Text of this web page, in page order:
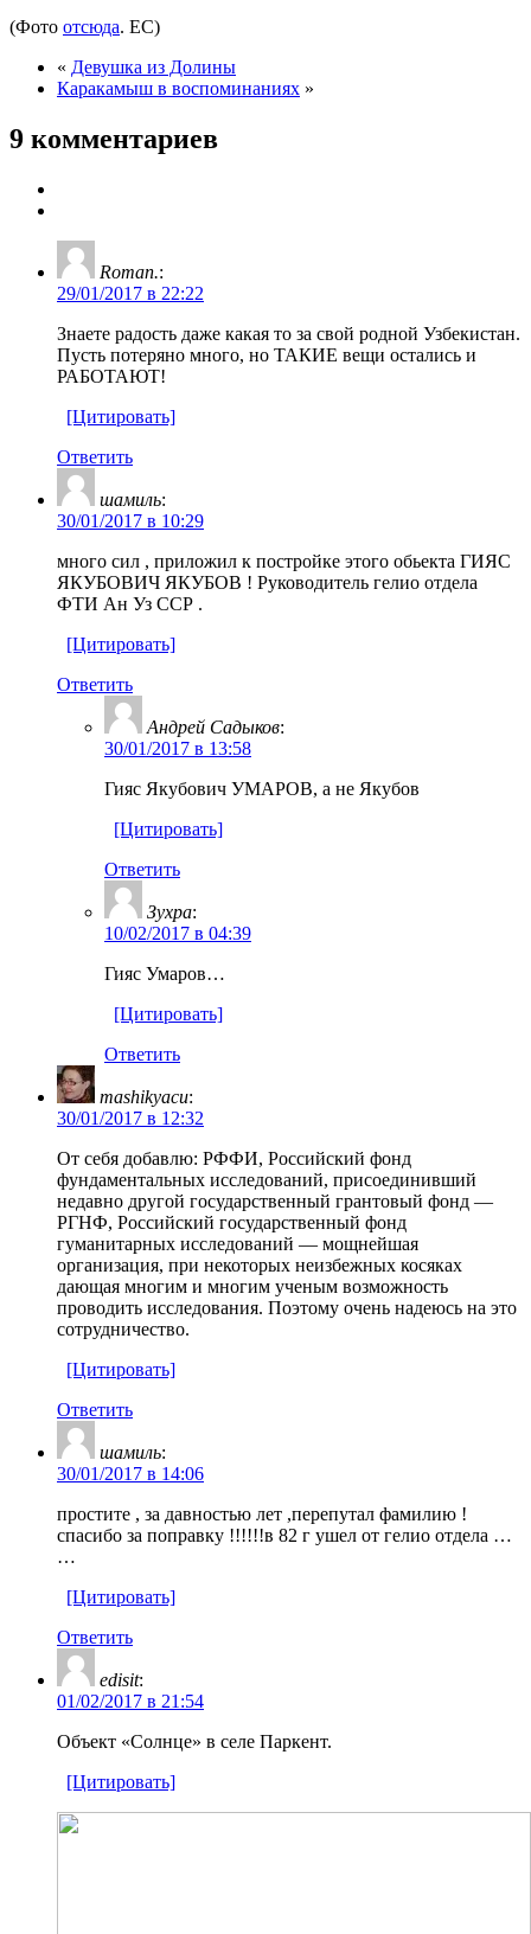
(Фото отсюда. ЕС)
« Девушка из Долины
Каракамыш в воспоминаниях »
9 комментариев
Roman.:
29/01/2017 в 22:22
Знаете радость даже какая то за свой родной Узбекистан.
Пусть потеряно много, но ТАКИЕ вещи остались и
РАБОТАЮТ!
[Цитировать]
Ответить
шамиль:
30/01/2017 в 10:29
много сил , приложил к постройке этого обьекта ГИЯС
ЯКУБОВИЧ ЯКУБОВ ! Руководитель гелио отдела
ФТИ Ан Уз ССР .
[Цитировать]
Ответить
Андрей Садыков:
30/01/2017 в 13:58
Гияс Якубович УМАРОВ, а не Якубов
[Цитировать]
Ответить
Зухра:
10/02/2017 в 04:39
Гияс Умаров…
[Цитировать]
Ответить
mashikyacu:
30/01/2017 в 12:32
От себя добавлю: РФФИ, Российский фонд
фундаментальных исследований, присоединивший
недавно другой государственный грантовый фонд —
РГНФ, Российский государственный фонд
гуманитарных исследований — мощнейшая
организация, при некоторых неизбежных косяках
дающая многим и многим ученым возможность
проводить исследования. Поэтому очень надеюсь на это
сотрудничество.
[Цитировать]
Ответить
шамиль:
30/01/2017 в 14:06
простите , за давностью лет ,перепутал фамилию !
спасибо за поправку !!!!!!в 82 г ушел от гелио отдела …
…
[Цитировать]
Ответить
edisit:
01/02/2017 в 21:54
Объект «Солнце» в селе Паркент.
[Цитировать]